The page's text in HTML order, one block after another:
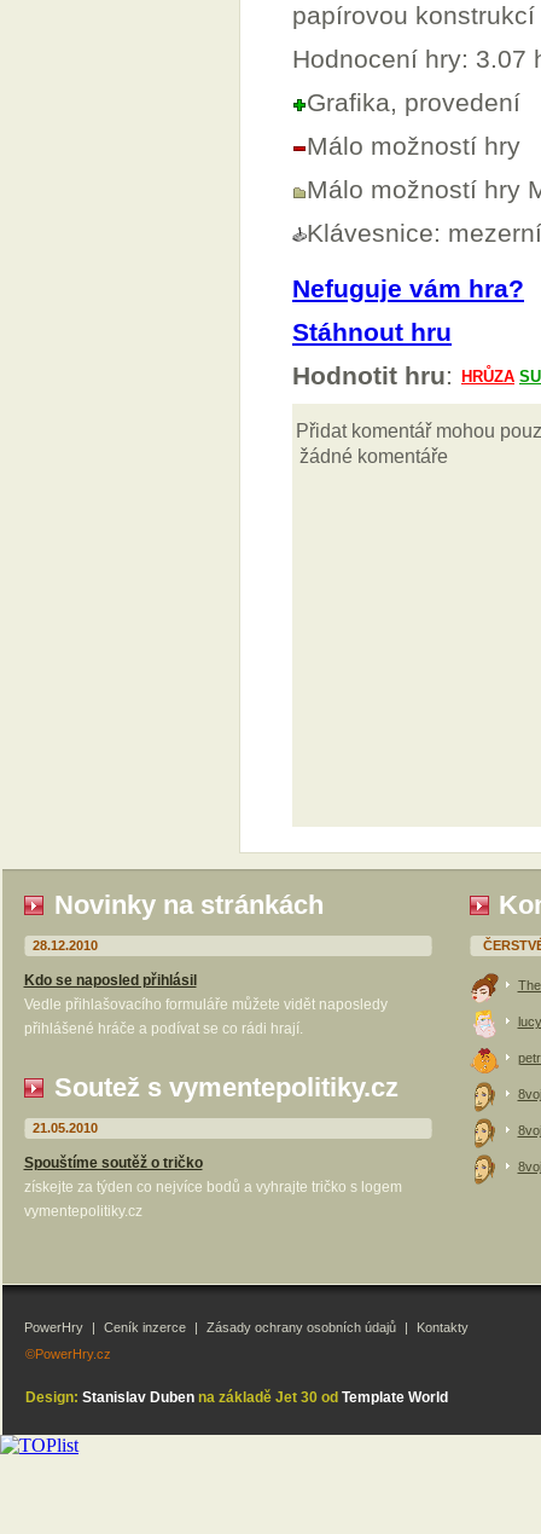
papírovou
Hodnocení hry: 3.07
Grafika, provedení
Málo možností hry
Málo možností hry
Klávesnice:
Nefuguje vám hra?
Stáhnout hru
Hodnotit hru:
Novinky na stránkách
28.12.2010
Kdo se naposled přihlásil
Vedle přihlašovacího formuláře můžete vidět naposledy
přihlášené hráče a podívat se co rádi hrají.
Soutež s vymentepolitiky.cz
21.05.2010
Spouštíme soutěž o tričko
získejte za týden co nejvíce bodů a vyhrajte tričko s logem
vymentepolitiky.cz
PowerHry | Ceník inzerce | Zásady ochrany osobních údajů |
Kontakty
©PowerHry.cz
Design: Stanislav Dubenna základě Jet 30 od Template World